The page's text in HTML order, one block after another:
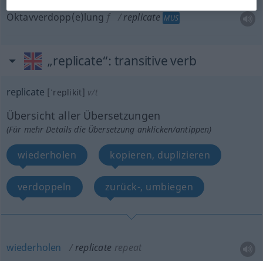
Oktavverdopp(e)lung f replicate MUS
„replicate“: transitive verb
replicate [ˈreplikit] v/t
Übersicht aller Übersetzungen
(Für mehr Details die Übersetzung anklicken/antippen)
wiederholen kopieren, duplizieren
verdoppeln zurück-, umbiegen
wiederholen replicate repeat